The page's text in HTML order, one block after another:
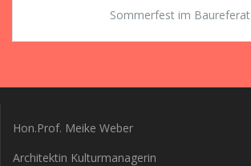
Sommerfest im Baureferat
Hon.Prof. Meike Weber
Architektin Kulturmanagerin